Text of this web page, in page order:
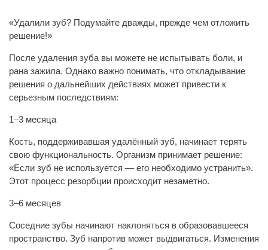
«Удалили зуб? Подумайте дважды, прежде чем отложить
решение!»
После удаления зуба вы можете не испытывать боли, и
рана зажила. Однако важно понимать, что откладывание
решения о дальнейших действиях может привести к
серьезным последствиям:
1–3 месяца
Кость, поддерживавшая удалённый зуб, начинает терять
свою функциональность. Организм принимает решение:
«Если зуб не используется — его необходимо устранить».
Этот процесс резорбции происходит незаметно.
3–6 месяцев
Соседние зубы начинают наклоняться в образовавшееся
пространство. Зуб напротив может выдвигаться. Изменения